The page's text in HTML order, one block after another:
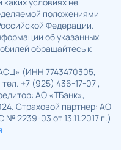
положениями
Федерации.
об указанных
обращайтесь к
(ИНН 7743470305,
+7 (925) 436-17-07 ,
АО «ТБанк»,
Страховой партнер: АО
2239-03 от 13.11.2017 г.)